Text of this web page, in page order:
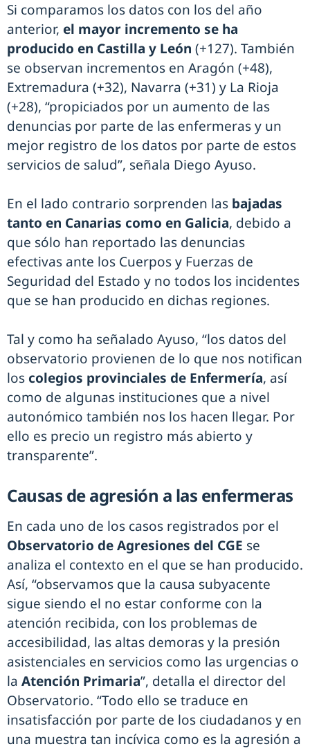
Si comparamos los datos con los del año
anterior, el mayor incremento se ha
producido en Castilla y León (+127). También
se observan incrementos en Aragón (+48),
Extremadura (+32), Navarra (+31) y La Rioja
(+28), “propiciados por un aumento de las
denuncias por parte de las enfermeras y un
mejor registro de los datos por parte de estos
servicios de salud”, señala Diego Ayuso.
En el lado contrario sorprenden las bajadas
tanto en Canarias como en Galicia, debido a
que sólo han reportado las denuncias
efectivas ante los Cuerpos y Fuerzas de
Seguridad del Estado y no todos los incidentes
que se han producido en dichas regiones.
Tal y como ha señalado Ayuso, “los datos del
observatorio provienen de lo que nos notifican
los colegios provinciales de Enfermería, así
como de algunas instituciones que a nivel
autonómico también nos los hacen llegar. Por
ello es precio un registro más abierto y
transparente”.
Causas de agresión a las enfermeras
En cada uno de los casos registrados por el
Observatorio de Agresiones del CGE se
analiza el contexto en el que se han producido.
Así, “observamos que la causa subyacente
sigue siendo el no estar conforme con la
atención recibida, con los problemas de
accesibilidad, las altas demoras y la presión
asistenciales en servicios como las urgencias o
la Atención Primaria”, detalla el director del
Observatorio. “Todo ello se traduce en
insatisfacción por parte de los ciudadanos y en
una muestra tan incívica como es la agresión a